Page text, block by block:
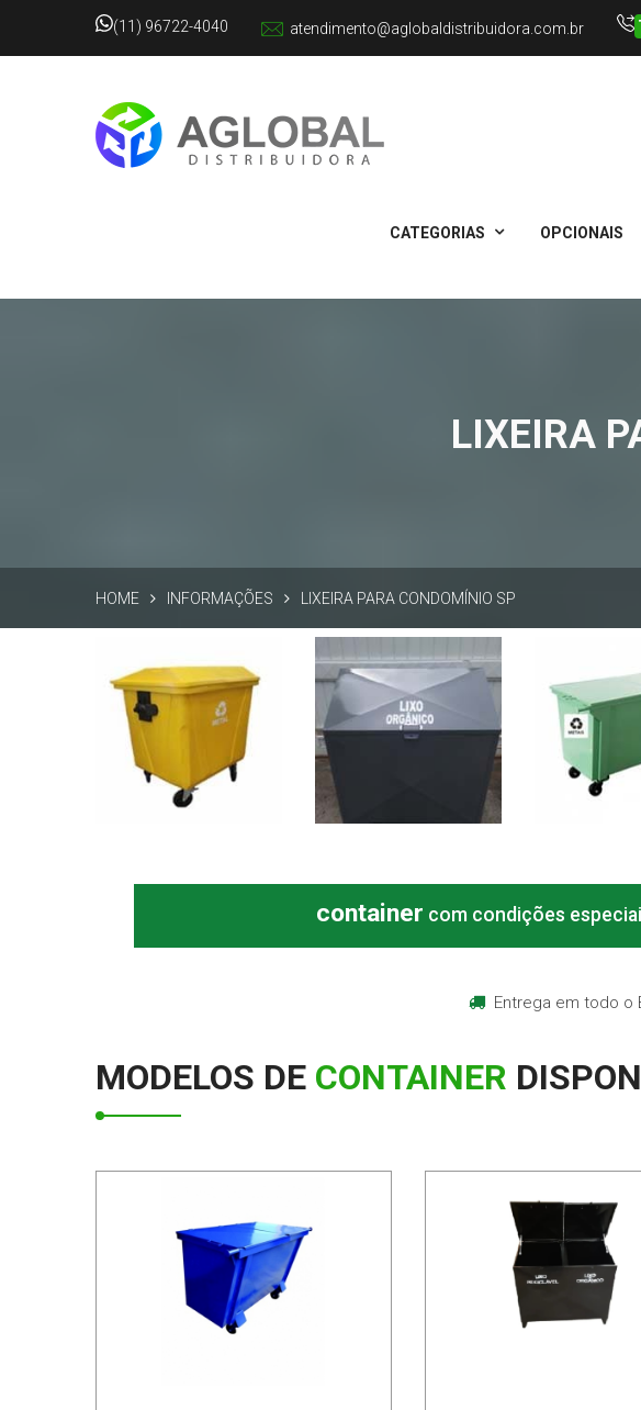
(11) 96722-4040 atendimento@aglobaldistribuidora.com.br
CATEGORIAS OPCIONAIS
LIXEIRA
HOME INFORMAÇÕES LIXEIRA PARA CONDOMÍNIO SP
Lixeira para condomínio
Lixeira para condomínio
SP
Lixeira para
container com condições
Entrega em todo o
MODELOS DE CONTAINER